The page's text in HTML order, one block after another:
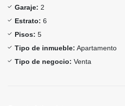
Garaje: 2
Estrato: 6
Pisos: 5
Tipo de inmueble: Apartamento
Tipo de negocio: Venta